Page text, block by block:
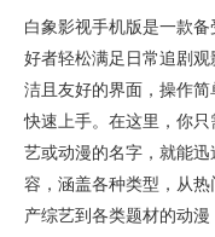
白象影视手机版是一款
好者轻松满足日常追剧
洁且友好的界面，操作
快速上手。在这里，你
艺或动漫的名字，就能
容，涵盖各种类型，从
产综艺到各类题材的动